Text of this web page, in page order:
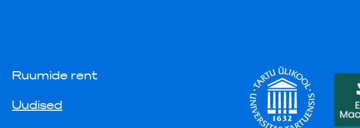
Ruumide rent
Uudised